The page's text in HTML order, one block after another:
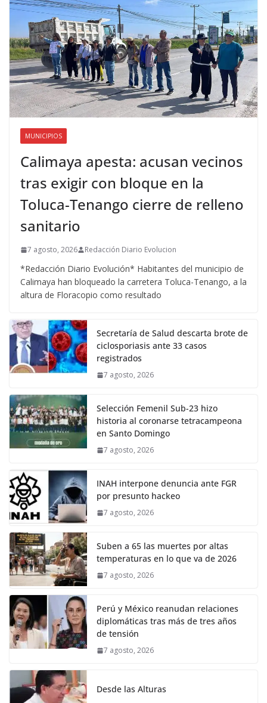
MUNICIPIOS
Calimaya apesta: acusan vecinos
tras exigir con bloque en la
Toluca-Tenango cierre de relleno
sanitario
7 agosto, 2026 Redacción Diario Evolucion
*Redacción Diario Evolución* Habitantes del municipio de
Calimaya han bloqueado la carretera Toluca-Tenango, a la
altura de Floracopio como resultado
Secretaría de Salud descarta brote de
ciclosporiasis ante 33 casos
registrados
7 agosto, 2026
Selección Femenil Sub-23 hizo
historia al coronarse tetracampeona
en Santo Domingo
7 agosto, 2026
INAH interpone denuncia ante FGR
por presunto hackeo
7 agosto, 2026
Suben a 65 las muertes por altas
temperaturas en lo que va de 2026
7 agosto, 2026
Perú y México reanudan relaciones
diplomáticas tras más de tres años
de tensión
7 agosto, 2026
Desde las Alturas